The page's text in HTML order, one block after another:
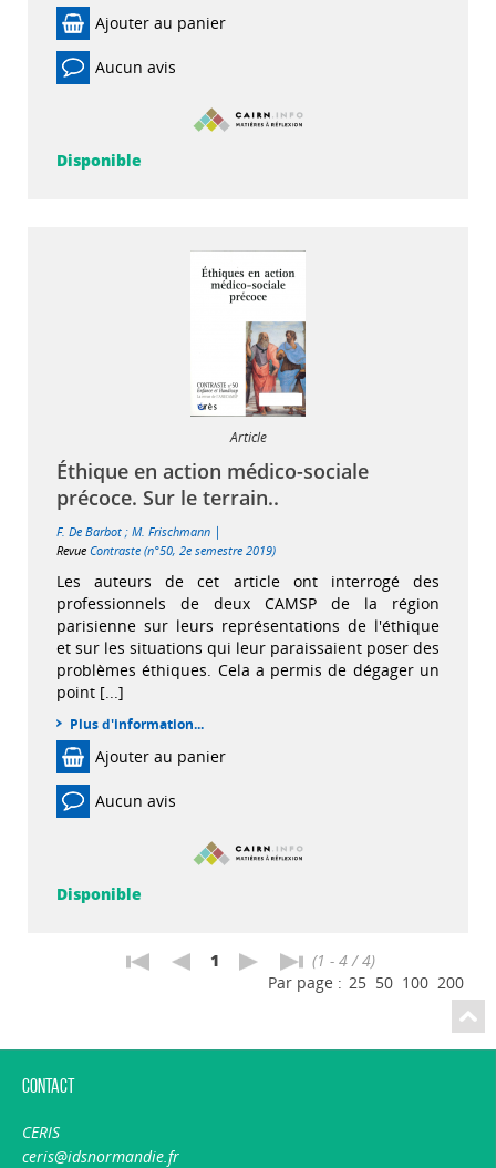
Ajouter au panier
Aucun avis
Disponible
Article
Éthique en action médico-sociale
précoce. Sur le terrain..
F. De Barbot ; M. Frischmann |
Revue Contraste (n°50, 2e semestre 2019)
Les auteurs de cet article ont interrogé des
professionnels de deux CAMSP de la région
parisienne sur leurs représentations de l'éthique
et sur les situations qui leur paraissaient poser des
problèmes éthiques. Cela a permis de dégager un
point [...]
Plus d'information...
Ajouter au panier
Aucun avis
Disponible
1
(1 - 4 / 4)
Par page : 25 50 100 200
Contact
CERIS
ceris@idsnormandie.fr